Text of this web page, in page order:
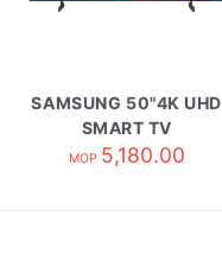
SAMSUNG 50"4K UHD
SMART TV
UA50U8500HJXZK
MOP 5,180.00